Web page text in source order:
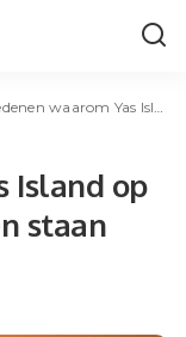
Yas Island op je bucketlist zou moeten staan
Island op
staan